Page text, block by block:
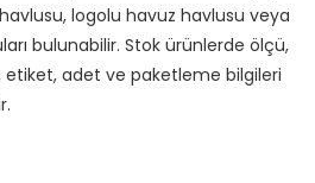
logolu havuz havlusu veya
bulunabilir. Stok ürünlerde ölçü,
etiket, adet ve paketleme bilgileri